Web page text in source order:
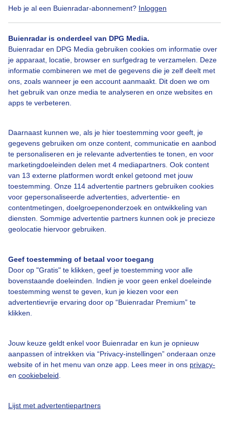
Heb je al een Buienradar-abonnement? Inloggen
Buienradar is onderdeel van DPG Media.
Buienradar en DPG Media gebruiken cookies om informatie over
je apparaat, locatie, browser en surfgedrag te verzamelen. Deze
informatie combineren we met de gegevens die je zelf deelt met
ons, zoals wanneer je een account aanmaakt. Dit doen we om
het gebruik van onze media te analyseren en onze websites en
apps te verbeteren.
Daarnaast kunnen we, als je hier toestemming voor geeft, je
gegevens gebruiken om onze content, communicatie en aanbod
te personaliseren en je relevante advertenties te tonen, en voor
marketingdoeleinden delen met 4 mediapartners. Ook content
van 13 externe platformen wordt enkel getoond met jouw
toestemming. Onze 114 advertentie partners gebruiken cookies
voor gepersonaliseerde advertenties, advertentie- en
contentmetingen, doelgroepenonderzoek en ontwikkeling van
diensten. Sommige advertentie partners kunnen ook je precieze
geolocatie hiervoor gebruiken.
Geef toestemming of betaal voor toegang
Door op "Gratis" te klikken, geef je toestemming voor alle
bovenstaande doeleinden. Indien je voor geen enkel doeleinde
toestemming wenst te geven, kun je kiezen voor een
advertentievrije ervaring door op “Buienradar Premium” te
klikken.
Jouw keuze geldt enkel voor Buienradar en kun je opnieuw
aanpassen of intrekken via “Privacy-instellingen” onderaan onze
website of in het menu van onze app. Lees meer in ons privacy-
en cookiebeleid
Lijst met advertentiepartners
Zon Regen Wolken
Bekijk slideshow
Over Buienradar
Bedrijfsgegevens
Contact
Toegankelijkheid
Gebruikersvoorwaarden
Adverteren
Privacy beleid
Cookie beleid